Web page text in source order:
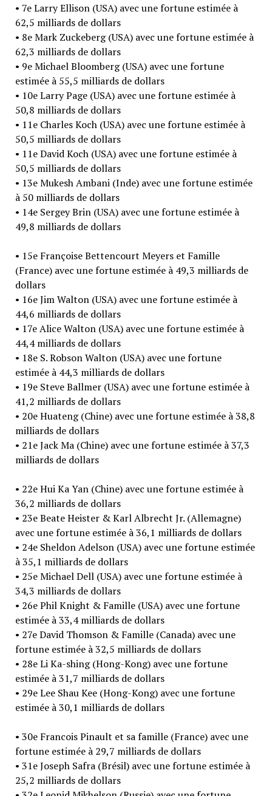
• 7e Larry Ellison (USA) avec une fortune estimée à
62,5 milliards de dollars
• 8e Mark Zuckeberg (USA) avec une fortune estimée à
62,3 milliards de dollars
• 9e Michael Bloomberg (USA) avec une fortune
estimée à 55,5 milliards de dollars
• 10e Larry Page (USA) avec une fortune estimée à
50,8 milliards de dollars
• 11e Charles Koch (USA) avec une fortune estimée à
50,5 milliards de dollars
• 11e David Koch (USA) avec une fortune estimée à
50,5 milliards de dollars
• 13e Mukesh Ambani (Inde) avec une fortune estimée
à 50 milliards de dollars
• 14e Sergey Brin (USA) avec une fortune estimée à
49,8 milliards de dollars
• 15e Françoise Bettencourt Meyers et Famille
(France) avec une fortune estimée à 49,3 milliards de
dollars
• 16e Jim Walton (USA) avec une fortune estimée à
44,6 milliards de dollars
• 17e Alice Walton (USA) avec une fortune estimée à
44,4 milliards de dollars
• 18e S. Robson Walton (USA) avec une fortune
estimée à 44,3 milliards de dollars
• 19e Steve Ballmer (USA) avec une fortune estimée à
41,2 milliards de dollars
• 20e Huateng (Chine) avec une fortune estimée à 38,8
milliards de dollars
• 21e Jack Ma (Chine) avec une fortune estimée à 37,3
milliards de dollars
• 22e Hui Ka Yan (Chine) avec une fortune estimée à
36,2 milliards de dollars
• 23e Beate Heister & Karl Albrecht Jr. (Allemagne)
avec une fortune estimée à 36,1 milliards de dollars
• 24e Sheldon Adelson (USA) avec une fortune estimée
à 35,1 milliards de dollars
• 25e Michael Dell (USA) avec une fortune estimée à
34,3 milliards de dollars
• 26e Phil Knight & Famille (USA) avec une fortune
estimée à 33,4 milliards de dollars
• 27e David Thomson & Famille (Canada) avec une
fortune estimée à 32,5 milliards de dollars
• 28e Li Ka-shing (Hong-Kong) avec une fortune
estimée à 31,7 milliards de dollars
• 29e Lee Shau Kee (Hong-Kong) avec une fortune
estimée à 30,1 milliards de dollars
• 30e Francois Pinault et sa famille (France) avec une
fortune estimée à 29,7 milliards de dollars
• 31e Joseph Safra (Brésil) avec une fortune estimée à
25,2 milliards de dollars